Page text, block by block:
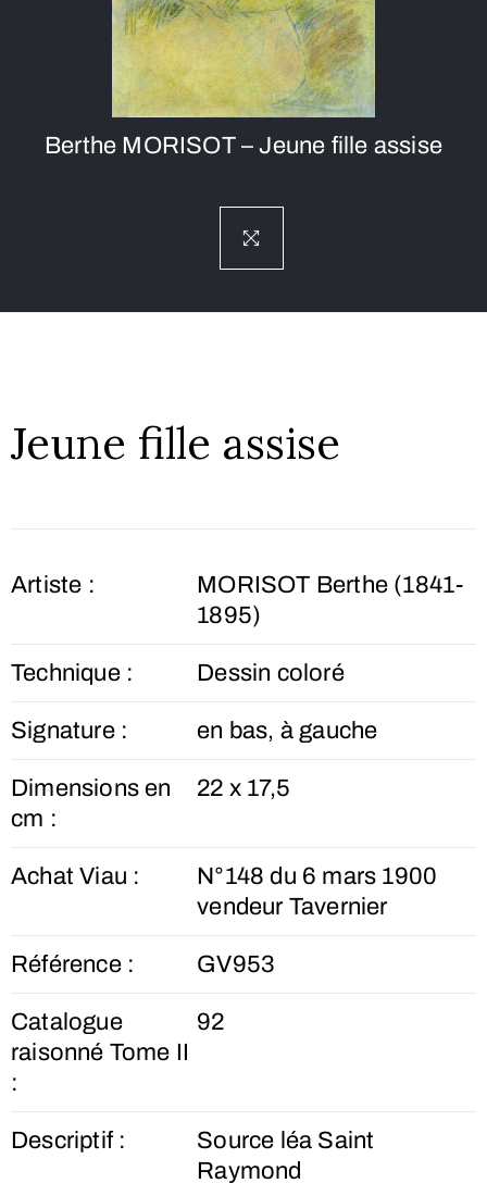
Berthe MORISOT – Jeune fille assise
Jeune fille assise
Artiste :
MORISOT Berthe (1841-
1895)
Technique : Dessin coloré
Signature : en bas, à gauche
Dimensions en
cm :
22 x 17,5
Achat Viau :
N°148 du 6 mars 1900
vendeur Tavernier
Référence : GV953
Catalogue
raisonné Tome II
:
92
Descriptif :
Source léa Saint
Raymond